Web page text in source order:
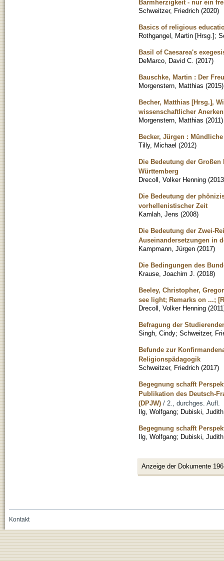
Barmherzigkeit - nur ein
Schweitzer, Friedrich (2020)
Basics of religious
Rothgangel, Martin [Hrsg.];
Basil of Caesarea's
DeMarco, David C. (2017)
Bauschke, Martin : Der
Morgenstern, Matthias (2015)
Becher, Matthias [Hrsg.],
wissenschaftlicher
Morgenstern, Matthias (2011)
Becker, Jürgen :
Tilly, Michael (2012)
Die Bedeutung der
Württemberg
Drecoll, Volker Henning (2013
Die Bedeutung der
vorhellenistischer Zeit
Kamlah, Jens (2008)
Die Bedeutung der Zwei-
Auseinandersetzungen in
Kampmann, Jürgen (2017)
Die Bedingungen des
Krause, Joachim J. (2018)
Beeley, Christopher,
see light; Remarks on ...;
Drecoll, Volker Henning (2011
Befragung der
Singh, Cindy; Schweitzer,
Befunde zur
Religionspädagogik
Schweitzer, Friedrich (2017)
Begegnung schafft
Publikation des Deutsch-
(DPJW) / 2., durchges. Aufl.
Ilg, Wolfgang; Dubiski, Judith
Begegnung schafft
Ilg, Wolfgang; Dubiski, Judith
Anzeige der Dokumente
Kontakt